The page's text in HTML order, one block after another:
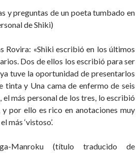
y preguntas de un poeta tumbado en
de Shiki)
Rovira: «Shiki escribió en los últimos
Dos de ellos los escribió para ser
tuve la oportunidad de presentarlos
tinta y Una cama de enfermo de seis
más personal de los tres, lo escribió
y por ello es rico en anotaciones muy
más ‘vistoso’.
Manroku (título traducido de